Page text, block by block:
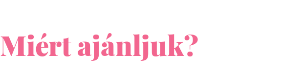
Miért ajánljuk?